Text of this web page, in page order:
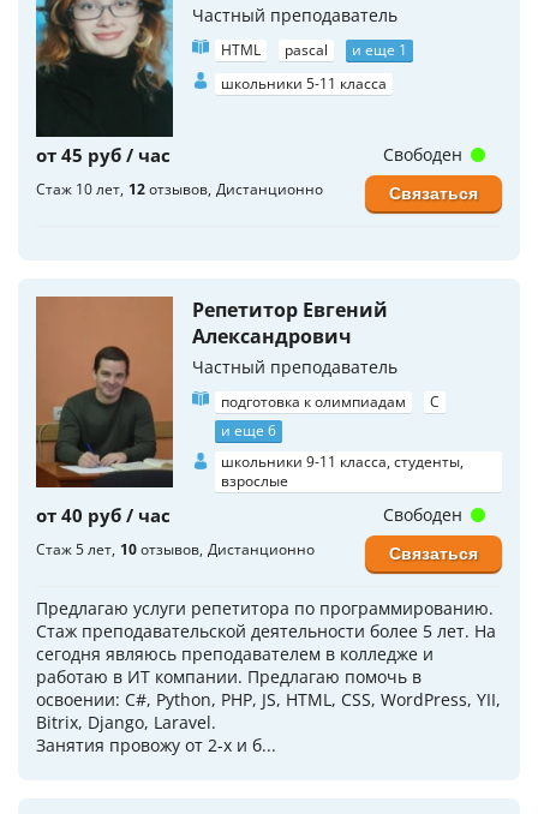
Частный преподаватель
HTML pascal
и еще 1
школьники 5-11 класса
от 45 руб / час
Стаж 10 лет 12отзывов Дистанционно
Свободен
Связаться
Репетитор Евгений
Александрович
Частный преподаватель
подготовка к олимпиадам
C
и еще 6
школьники 9-11 класса, студенты,
взрослые
от 40 руб / час
Стаж 5 лет 10отзывов Дистанционно
Предлагаю услуги репетитора по программированию.
Стаж преподавательской деятельности более 5 лет. На
сегодня являюсь преподавателем в колледже и
работаю в ИТ компании. Предлагаю помочь в
освоении: C#, Python, PHP, JS, HTML, CSS, WordPress, YII,
Bitrix, Django, Laravel.
Занятия провожу от 2-х и б...
Свободен
Связаться